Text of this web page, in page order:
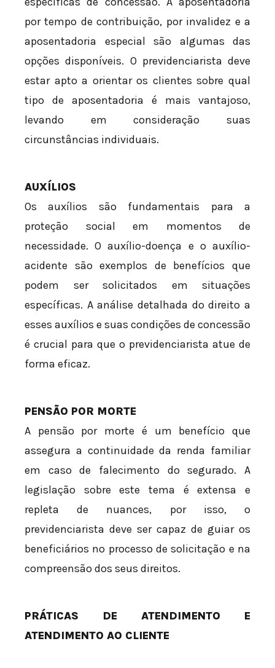
por tempo de contribuição, por invalidez e a
aposentadoria especial são algumas das
opções disponíveis. O previdenciarista deve
estar apto a orientar os clientes sobre qual
tipo de aposentadoria é mais vantajoso,
levando em consideração suas
circunstâncias individuais.
AUXÍLIOS
Os auxílios são fundamentais para a
proteção social em momentos de
necessidade. O auxílio-doença e o auxílio-
acidente são exemplos de benefícios que
podem ser solicitados em situações
específicas. A análise detalhada do direito a
esses auxílios e suas condições de concessão
é crucial para que o previdenciarista atue de
forma eficaz.
PENSÃO POR MORTE
A pensão por morte é um benefício que
assegura a continuidade da renda familiar
em caso de falecimento do segurado. A
legislação sobre este tema é extensa e
repleta de nuances, por isso, o
previdenciarista deve ser capaz de guiar os
beneficiários no processo de solicitação e na
compreensão dos seus direitos.
PRÁTICAS DE ATENDIMENTO E
ATENDIMENTO AO CLIENTE